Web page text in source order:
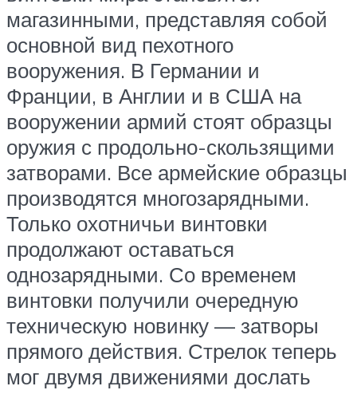
магазинными, представляя собой
основной вид пехотного
вооружения. В Германии и
Франции, в Англии и в США на
вооружении армий стоят образцы
оружия с продольно-скользящими
затворами. Все армейские образцы
производятся многозарядными.
Только охотничьи винтовки
продолжают оставаться
однозарядными. Со временем
винтовки получили очередную
техническую новинку — затворы
прямого действия. Стрелок теперь
мог двумя движениями дослать